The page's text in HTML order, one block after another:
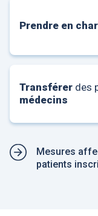
Prendre en
Transférer des
médecins
Mesures
patients